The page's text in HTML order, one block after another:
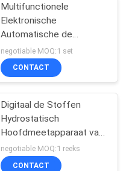
Multifunctionele
Elektronische
Automatische de
Inspectiemachine van de
Randstof
negotiable MOQ:1 set
CONTACT
Digitaal de Stoffen
Hydrostatisch
Hoofdmeetapparaat van
JIS L1092 met LCD
Touch screen
negotiable MOQ:1 reeks
CONTACT